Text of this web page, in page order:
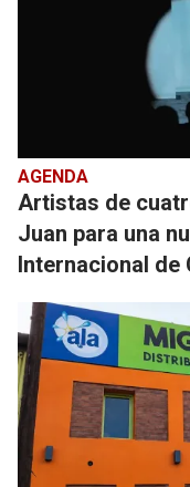
AGENDA
Artistas de
Juan para una
Internacional de